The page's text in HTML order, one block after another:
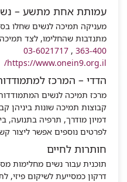
עמותת אחת מתשע –
מעניקה תמיכה לנשים שחלו
מתנדבות שהחלימו, לצד
363-400
,
03-6021717
https://www.onein9.org.il/
הדדי – המרכז
מרכז תמיכה לנשים
קבוצות תמיכה שונות ביניהן
דמיון מודרך, תרפיה בתנועה,
לפרטים נוספים אפשר ליצור
חותרות לחיים
תוכנית עבור נשים מחלימות
דרקון כמסייעת לשיקום פיזי,